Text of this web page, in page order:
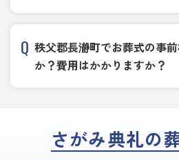
秩父郡長瀞町でお葬式の事
か？費用はかかりますか？
さがみ典礼の